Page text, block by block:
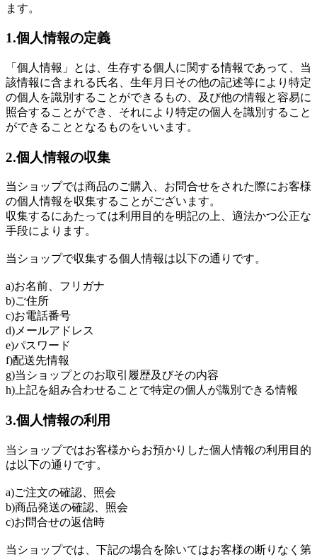
ます。
1.個人情報の定義
「個人情報」とは、生存する個人に関する情報であって、当
該情報に含まれる氏名、生年月日その他の記述等により特定
の個人を識別することができるもの、及び他の情報と容易に
照合することができ、それにより特定の個人を識別すること
ができることとなるものをいいます。
2.個人情報の収集
当ショップでは商品のご購入、お問合せをされた際にお客様
の個人情報を収集することがございます。
収集するにあたっては利用目的を明記の上、適法かつ公正な
手段によります。
当ショップで収集する個人情報は以下の通りです。
a)お名前、フリガナ
b)ご住所
c)お電話番号
d)メールアドレス
e)パスワード
f)配送先情報
g)当ショップとのお取引履歴及びその内容
h)上記を組み合わせることで特定の個人が識別できる情報
3.個人情報の利用
当ショップではお客様からお預かりした個人情報の利用目的
は以下の通りです。
a)ご注文の確認、照会
b)商品発送の確認、照会
c)お問合せの返信時
当ショップでは、下記の場合を除いてはお客様の断りなく第